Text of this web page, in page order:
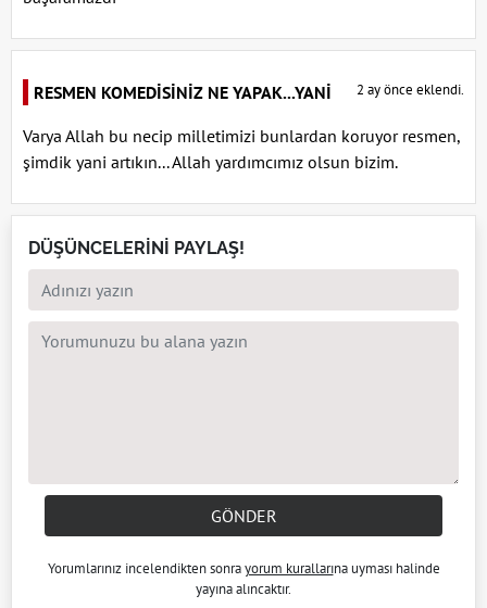
RESMEN KOMEDİSİNİZ NE YAPAK...YANİ 2 ay önce eklendi.
Varya Allah bu necip milletimizi bunlardan koruyor resmen,
şimdik yani artıkın... Allah yardımcımız olsun bizim.
DÜŞÜNCELERİNİ PAYLAŞ!
GÖNDER
Yorumlarınız incelendikten sonrayorum kurallarına uyması halinde
yayına alıncaktır.